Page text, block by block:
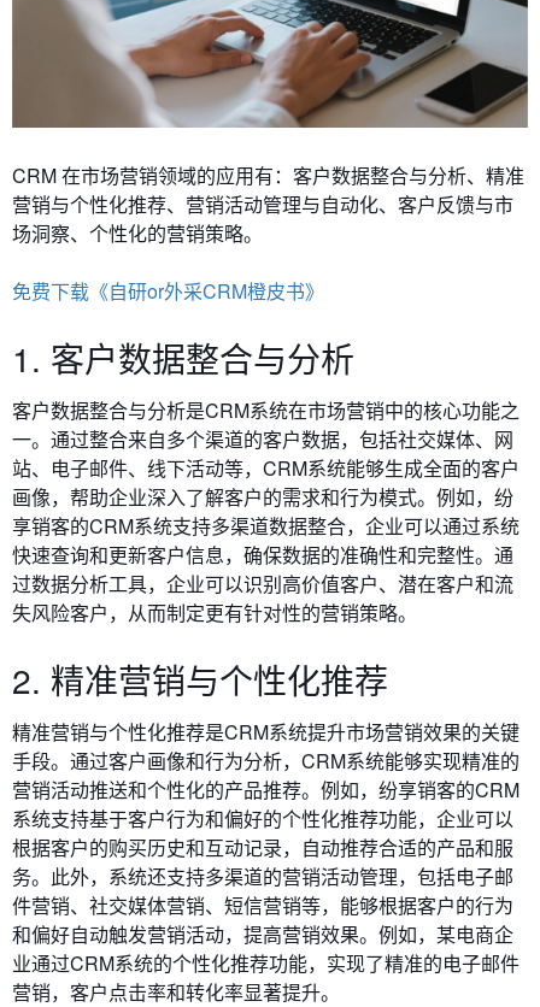
CRM 在市场营销领域的应用有：客户数据整合与分析、 精准
营销与个性化推荐、营销活动管理与自动化、客户反馈与市
场洞察、个性化的营销策略。
免费下载《自研or外采CRM橙皮书》
1. 客户数据整合与分析
客户数据整合与分析是CRM系统在市场营销中的核心功能之
一。通过整合来自多个渠道的客户数据，包括社交媒体、网
站、电子邮件、线下活动等，CRM系统能够生成全面的客户
画像，帮助企业深入了解客户的需求和行为模式。例如，纷
享销客的CRM系统支持多渠道数据整合，企业可以通过系统
快速查询和更新客户信息，确保数据的准确性和完整性。通
过数据分析工具，企业可以识别高价值客户、潜在客户和流
失风险客户，从而制定更有针对性的营销策略。
2. 精准营销与个性化推荐
精准营销与个性化推荐是CRM系统提升市场营销效果的关键
手段。通过客户画像和行为分析，CRM系统能够实现精准的
营销活动推送和个性化的产品推荐。例如，纷享销客的CRM
系统支持基于客户行为和偏好的个性化推荐功能，企业可以
根据客户的购买历史和互动记录，自动推荐合适的产品和服
务。此外，系统还支持多渠道的营销活动管理，包括电子邮
件营销、社交媒体营销、短信营销等，能够根据客户的行为
和偏好自动触发营销活动，提高营销效果。例如，某电商企
业通过CRM系统的个性化推荐功能，实现了精准的电子邮件
营销，客户点击率和转化率显著提升。